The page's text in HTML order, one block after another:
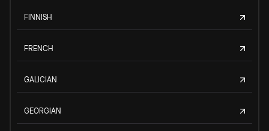
FINNISH
FRENCH
GALICIAN
GEORGIAN